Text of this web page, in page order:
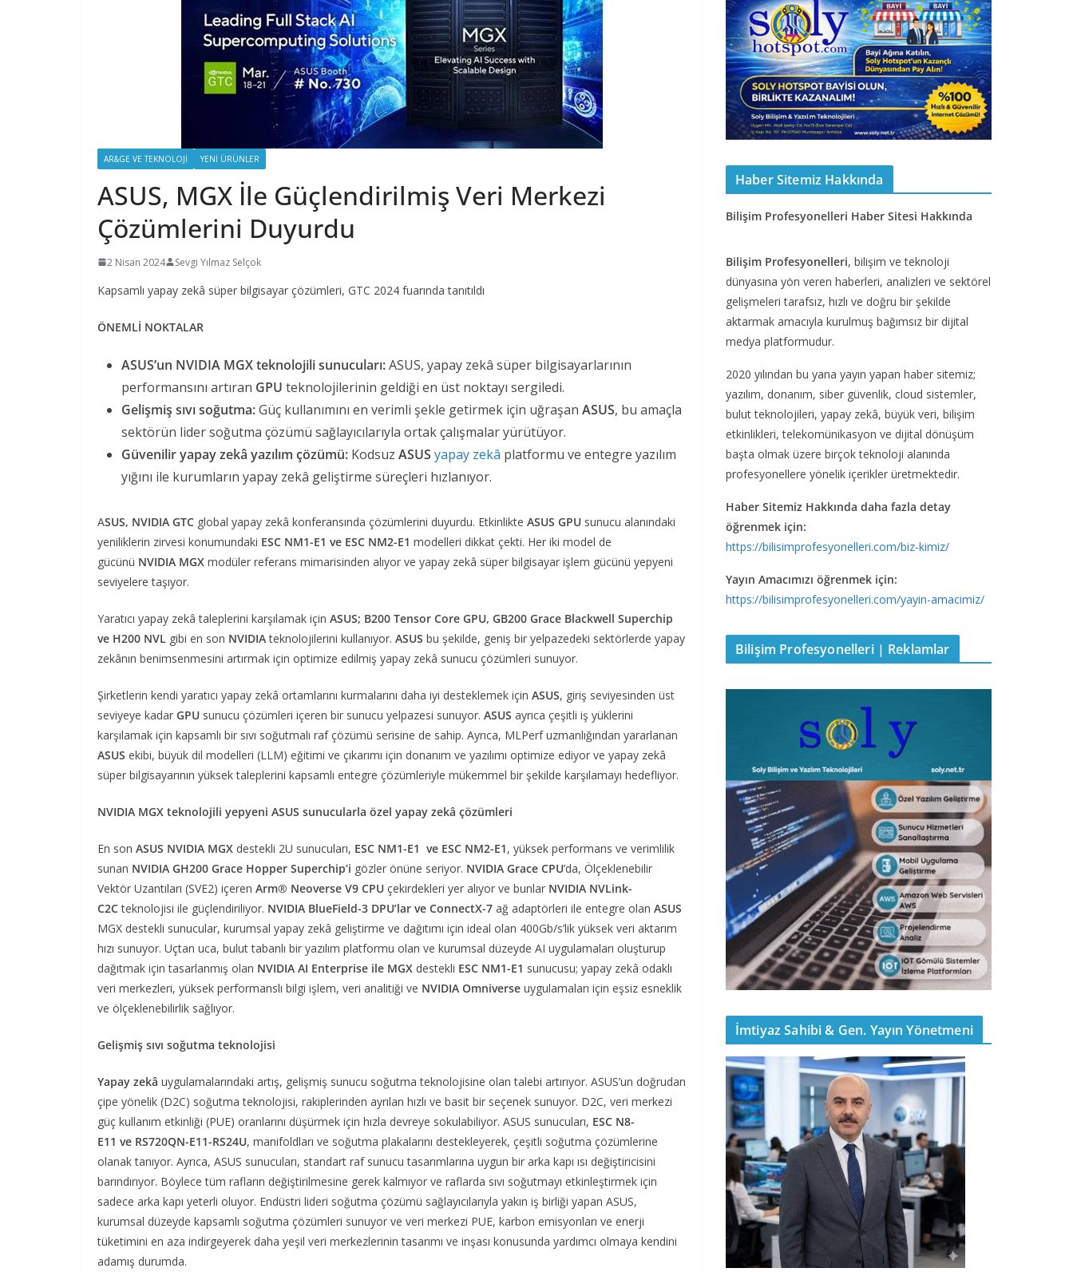
AR&GE VE TEKNOLOJI YENI ÜRÜNLER
ASUS, MGX İle Güçlendirilmiş Veri Merkezi
Çözümlerini Duyurdu
2 Nisan 2024 Sevgi Yılmaz Selçok
Kapsamlı yapay zekâ süper bilgisayar çözümleri, GTC 2024 fuarında tanıtıldı
ÖNEMLİ NOKTALAR
ASUS’un NVIDIA MGX teknolojili sunucuları:ASUS, yapay zekâ süper bilgisayarlarının
performansını artıran GPU teknolojilerinin geldiği en üst noktayı sergiledi.
Gelişmiş sıvı soğutma:Güç kullanımını en verimli şekle getirmek için uğraşan ASUS, bu amaçla
sektörün lider soğutma çözümü sağlayıcılarıyla ortak çalışmalar yürütüyor.
Güvenilir yapay zekâ yazılım çözümü: Kodsuz ASUS yapay zekâ platformu ve entegre yazılım
yığını ile kurumların yapay zekâ geliştirme süreçleri hızlanıyor.
ASUS, NVIDIA GTC global yapay zekâ konferansında çözümlerini duyurdu. Etkinlikte ASUS GPU sunucu alanındaki
yeniliklerin zirvesi konumundaki ESC NM1-E1 ve ESC NM2-E1 modelleri dikkat çekti. Her iki model de
gücünü NVIDIA MGX modüler referans mimarisinden alıyor ve yapay zekâ süper bilgisayar işlem gücünü yepyeni
seviyelere taşıyor.
Yaratıcı yapay zekâ taleplerini karşılamak için ASUS; B200 Tensor Core GPU, GB200 Grace Blackwell Superchip
ve H200 NVL gibi en son NVIDIAteknolojilerini kullanıyor. ASUS bu şekilde, geniş bir yelpazedeki sektörlerde yapay
zekânın benimsenmesini artırmak için optimize edilmiş yapay zekâ sunucu çözümleri sunuyor.
Şirketlerin kendi yaratıcı yapay zekâ ortamlarını kurmalarını daha iyi desteklemek için ASUS, giriş seviyesinden üst
seviyeye kadar GPU sunucu çözümleri içeren bir sunucu yelpazesi sunuyor. ASUS ayrıca çeşitli iş yüklerini
karşılamak için kapsamlı bir sıvı soğutmalı raf çözümü serisine de sahip. Ayrıca, MLPerf uzmanlığından yararlanan
ASUS ekibi, büyük dil modelleri (LLM) eğitimi ve çıkarımı için donanım ve yazılımı optimize ediyor ve yapay zekâ
süper bilgisayarının yüksek taleplerini kapsamlı entegre çözümleriyle mükemmel bir şekilde karşılamayı hedefliyor.
NVIDIA MGX teknolojili yepyeni ASUS sunucularla özel yapay zekâ çözümleri
En son ASUS NVIDIA MGX destekli 2U sunucuları, ESC NM1-E1 ve ESC NM2-E1, yüksek performans ve verimlilik
sunan NVIDIA GH200 Grace Hopper Superchip’i gözler önüne seriyor. NVIDIA Grace CPU’da, Ölçeklenebilir
Vektör Uzantıları (SVE2) içeren Arm® Neoverse V9 CPU çekirdekleri yer alıyor ve bunlar NVIDIA NVLink-
C2Cteknolojisi ile güçlendiriliyor. NVIDIA BlueField-3 DPU’lar ve ConnectX-7 ağ adaptörleri ile entegre olan ASUS
MGX destekli sunucular, kurumsal yapay zekâ geliştirme ve dağıtımı için ideal olan 400Gb/s’lik yüksek veri aktarım
hızı sunuyor. Uçtan uca, bulut tabanlı bir yazılım platformu olan ve kurumsal düzeyde AI uygulamaları oluşturup
dağıtmak için tasarlanmış olan NVIDIA AI Enterprise ile MGX destekli ESC NM1-E1 sunucusu; yapay zekâ odaklı
veri merkezleri, yüksek performanslı bilgi işlem, veri analitiği ve NVIDIA Omniverse uygulamaları için eşsiz esneklik
ve ölçeklenebilirlik sağlıyor.
Gelişmiş sıvı soğutma teknolojisi
Yapay zekâ uygulamalarındaki artış, gelişmiş sunucu soğutma teknolojisine olan talebi artırıyor. ASUS’un doğrudan
çipe yönelik (D2C) soğutma teknolojisi, rakiplerinden ayrılan hızlı ve basit bir seçenek sunuyor. D2C, veri merkezi
güç kullanım etkinliği (PUE) oranlarını düşürmek için hızla devreye sokulabiliyor. ASUS sunucuları, ESC N8-
E11 ve RS720QN-E11-RS24U, manifoldları ve soğutma plakalarını destekleyerek, çeşitli soğutma çözümlerine
olanak tanıyor. Ayrıca, ASUS sunucuları, standart raf sunucu tasarımlarına uygun bir arka kapı ısı değiştiricisini
barındırıyor. Böylece tüm rafların değiştirilmesine gerek kalmıyor ve raflarda sıvı soğutmayı etkinleştirmek için
sadece arka kapı yeterli oluyor. Endüstri lideri soğutma çözümü sağlayıcılarıyla yakın iş birliği yapan ASUS,
kurumsal düzeyde kapsamlı soğutma çözümleri sunuyor ve veri merkezi PUE, karbon emisyonları ve enerji
tüketimini en aza indirgeyerek daha yeşil veri merkezlerinin tasarımı ve inşası konusunda yardımcı olmaya kendini
adamış durumda.
Haber Sitemiz Hakkında
Bilişim Profesyonelleri Haber Sitesi Hakkında
Bilişim Profesyonelleri, bilişim ve teknoloji
dünyasına yön veren haberleri, analizleri ve sektörel
gelişmeleri tarafsız, hızlı ve doğru bir şekilde
aktarmak amacıyla kurulmuş bağımsız bir dijital
medya platformudur.
2020 yılından bu yana yayın yapan haber sitemiz;
yazılım, donanım, siber güvenlik, cloud sistemler,
bulut teknolojileri, yapay zekâ, büyük veri, bilişim
etkinlikleri, telekomünikasyon ve dijital dönüşüm
başta olmak üzere birçok teknoloji alanında
profesyonellere yönelik içerikler üretmektedir.
Haber Sitemiz Hakkında daha fazla detay
öğrenmek için:
https://bilisimprofesyonelleri.com/biz-kimiz/
Yayın Amacımızı öğrenmek için:
https://bilisimprofesyonelleri.com/yayin-amacimiz/
Bilişim Profesyonelleri | Reklamlar
İmtiyaz Sahibi & Gen. Yayın Yönetmeni